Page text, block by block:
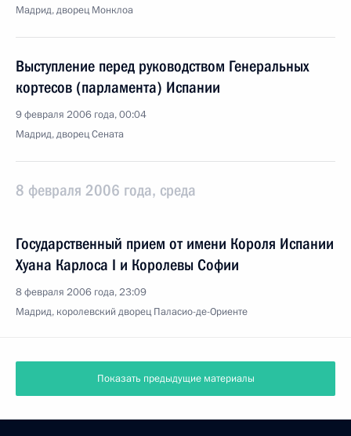
Мадрид, дворец Монклоа
Выступление перед руководством Генеральных
кортесов (парламента) Испании
9 февраля 2006 года, 00:04
Мадрид, дворец Сената
8 февраля 2006 года, среда
Государственный прием от имени Короля Испании
Хуана Карлоса I и Королевы Софии
8 февраля 2006 года, 23:09
Мадрид, королевский дворец Паласио-де-Ориенте
Показать предыдущие материалы